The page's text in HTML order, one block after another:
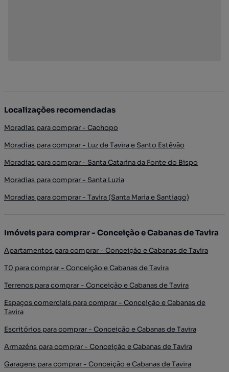
Localizações recomendadas
Moradias para comprar - Cachopo
Moradias para comprar - Luz de Tavira e Santo Estêvão
Moradias para comprar - Santa Catarina da Fonte do Bispo
Moradias para comprar - Santa Luzia
Moradias para comprar - Tavira (Santa Maria e Santiago)
Imóveis para comprar - Conceição e Cabanas de Tavira
Apartamentos para comprar - Conceição e Cabanas de Tavira
T0 para comprar - Conceição e Cabanas de Tavira
Terrenos para comprar - Conceição e Cabanas de Tavira
Espaços comerciais para comprar - Conceição e Cabanas de
Tavira
Escritórios para comprar - Conceição e Cabanas de Tavira
Armazéns para comprar - Conceição e Cabanas de Tavira
Garagens para comprar - Conceição e Cabanas de Tavira